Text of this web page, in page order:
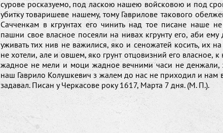
сурове росказуемо, под ласкою нашею войсковою и под
убитку товаришеве нашему, тому Гаврилове такового
Сачченкам в кгрунтах его чинить над тое писане наше
пашни свое власное посеяли на нивах кгрунту его, аби
уживать тих нив не важилися, яко и сеножатей косить, их
не хотели, але и овшем, яко грунт отцовизний его власное,
жадное не мели и моци жадное вечними часи не денжали,
наш Гаврило Колушкевич з жалем до нас не приходил и нам
задавал. Писан у Черкасове року 1617, Марта 7 дня. (М. П.).